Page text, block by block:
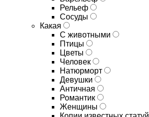
Рельеф
Сосуды
Какая
С животными
Птицы
Цветы
Человек
Натюрморт
Девушки
Античная
Романтик
Женщины